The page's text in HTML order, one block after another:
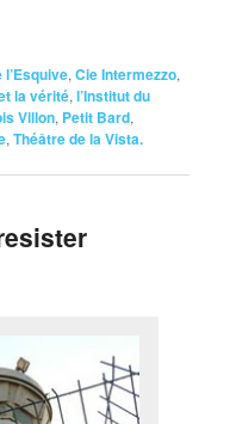
l’Esquive,Cie Intermezzo,
la vérité,l’Institut du
Villon, Petit Bard,
,Théâtre de la Vista.